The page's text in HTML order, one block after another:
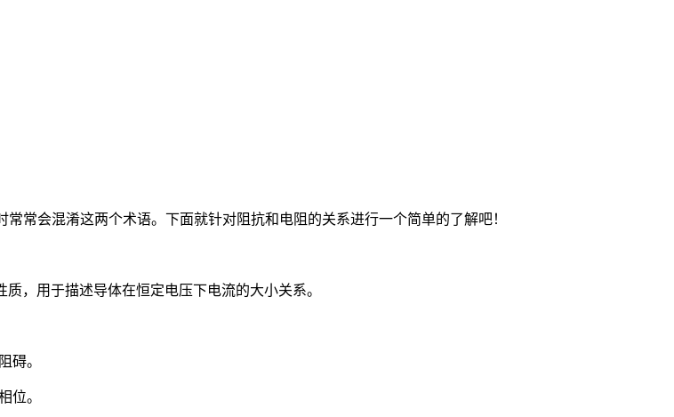
常会混淆这两个术语。下面就针对阻抗和电阻的关系进行一个简单的了解吧！
，用于描述导体在恒定电压下电流的大小关系。
碍。
位。